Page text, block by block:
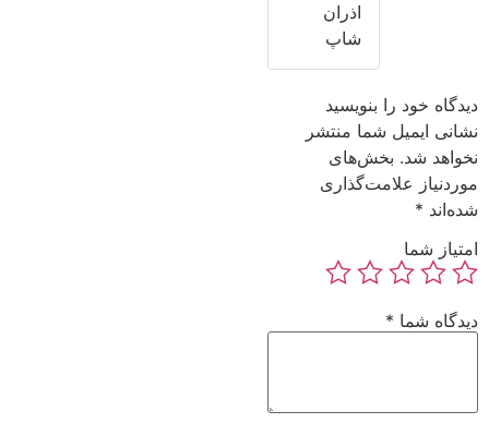
اذران
شاپ
دیدگاه خود را بنویسید
نشانی ایمیل شما منتشر
نخواهد شد. بخش‌های
موردنیاز علامت‌گذاری
شده‌اند *
امتیاز شما
دیدگاه شما *